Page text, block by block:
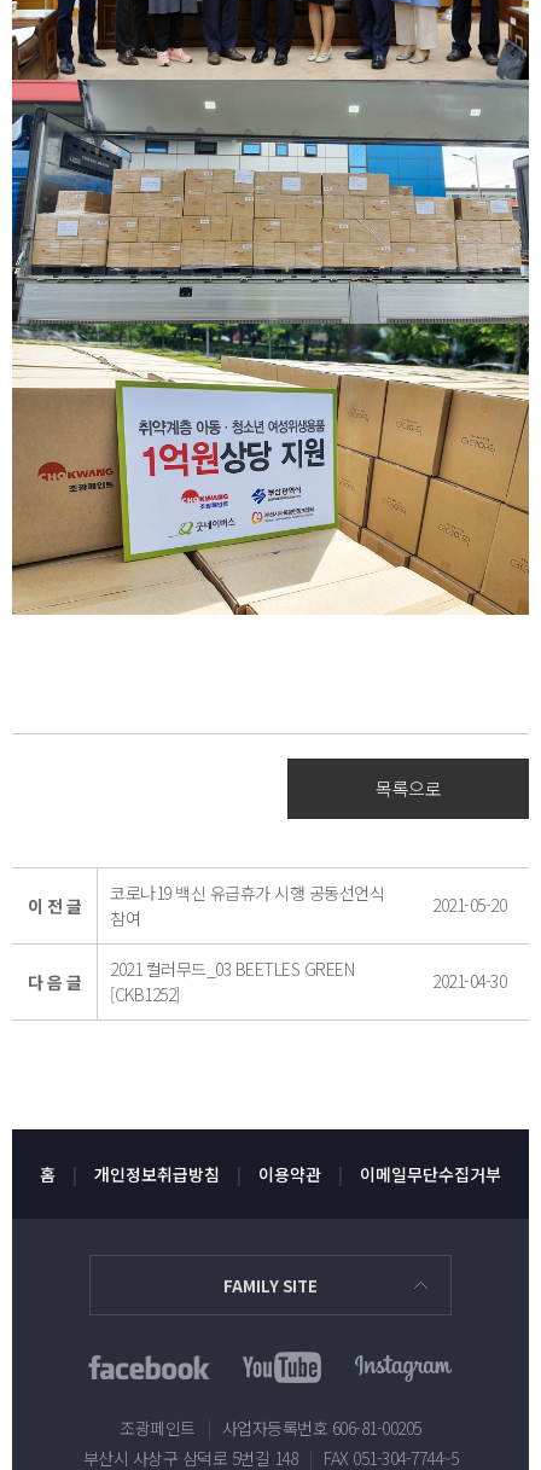
목록으로
이 전 글
코로나19 백신 유급휴가 시행 공동선언식
참여
2021-05-20
다 음 글
2021 컬러무드_03 BEETLES GREEN
[CKB1252]
2021-04-30
홈 개인정보취급방침 이용약관 이메일무단수집거부
FAMILY SITE
조광페인트 | 사업자등록번호 606-81-00205
부산시 사상구 삼덕로 5번길 148 | FAX 051-304-7744~5